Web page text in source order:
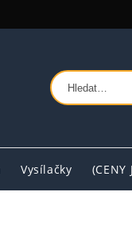
Vysílačky (CENY